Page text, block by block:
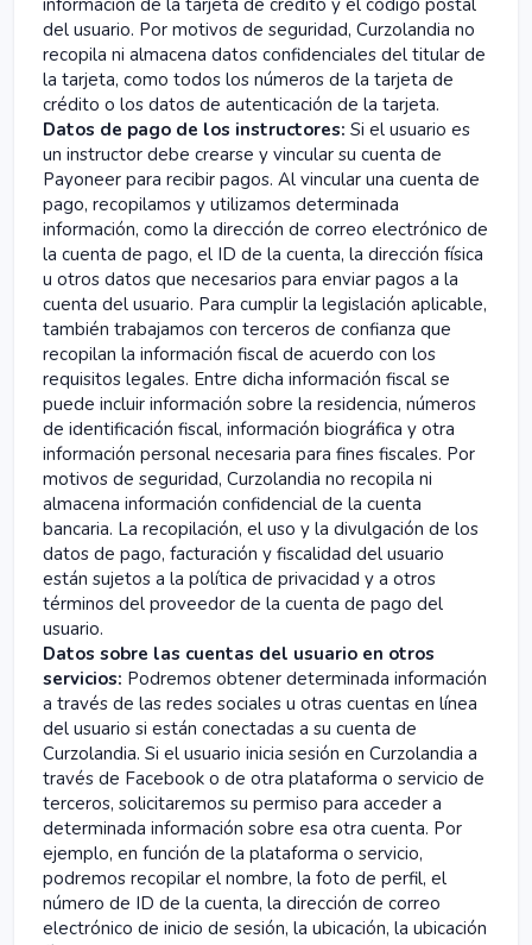
información de la tarjeta de crédito y el código postal
del usuario. Por motivos de seguridad, Curzolandia no
recopila ni almacena datos confidenciales del titular de
la tarjeta, como todos los números de la tarjeta de
crédito o los datos de autenticación de la tarjeta.
Datos de pago de los instructores: Si el usuario es
un instructor debe crearse y vincular su cuenta de
Payoneer para recibir pagos. Al vincular una cuenta de
pago, recopilamos y utilizamos determinada
información, como la dirección de correo electrónico de
la cuenta de pago, el ID de la cuenta, la dirección física
u otros datos que necesarios para enviar pagos a la
cuenta del usuario. Para cumplir la legislación aplicable,
también trabajamos con terceros de confianza que
recopilan la información fiscal de acuerdo con los
requisitos legales. Entre dicha información fiscal se
puede incluir información sobre la residencia, números
de identificación fiscal, información biográfica y otra
información personal necesaria para fines fiscales. Por
motivos de seguridad, Curzolandia no recopila ni
almacena información confidencial de la cuenta
bancaria. La recopilación, el uso y la divulgación de los
datos de pago, facturación y fiscalidad del usuario
están sujetos a la política de privacidad y a otros
términos del proveedor de la cuenta de pago del
usuario.
Datos sobre las cuentas del usuario en otros
servicios: Podremos obtener determinada información
a través de las redes sociales u otras cuentas en línea
del usuario si están conectadas a su cuenta de
Curzolandia. Si el usuario inicia sesión en Curzolandia a
través de Facebook o de otra plataforma o servicio de
terceros, solicitaremos su permiso para acceder a
determinada información sobre esa otra cuenta. Por
ejemplo, en función de la plataforma o servicio,
podremos recopilar el nombre, la foto de perfil, el
número de ID de la cuenta, la dirección de correo
electrónico de inicio de sesión, la ubicación, la ubicación